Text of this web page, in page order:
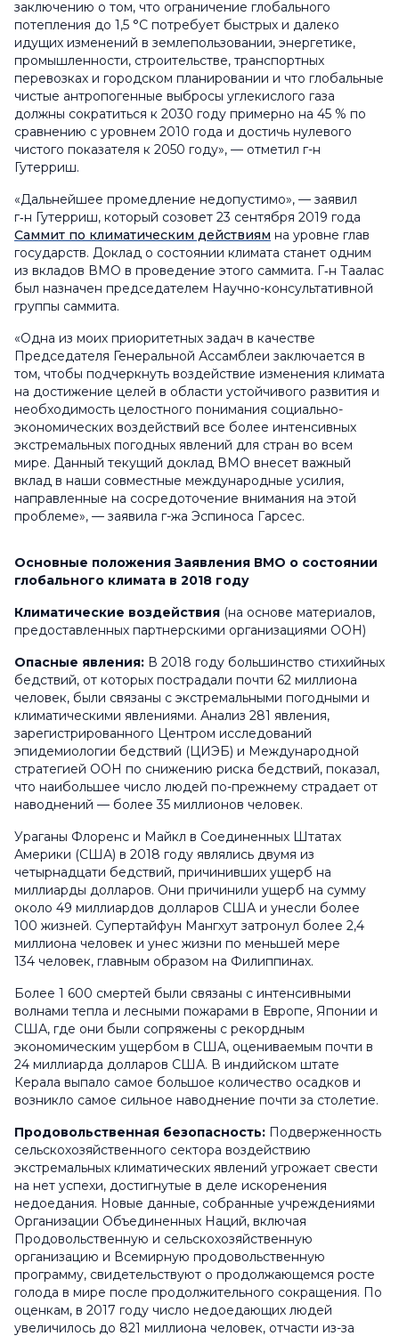
заключению о том, что ограничение глобального
потепления до 1,5 °C потребует быстрых и далеко
идущих изменений в землепользовании, энергетике,
промышленности, строительстве, транспортных
перевозках и городском планировании и что глобальные
чистые антропогенные выбросы углекислого газа
должны сократиться к 2030 году примерно на 45 % по
сравнению с уровнем 2010 года и достичь нулевого
чистого показателя к 2050 году», — отметил г-н
Гутерриш.
«Дальнейшее промедление недопустимо», — заявил
г‑н Гутерриш, который созовет 23 сентября 2019 года
Саммит по климатическим действиям на уровне глав
государств. Доклад о состоянии климата станет одним
из вкладов ВМО в проведение этого саммита. Г‑н Таалас
был назначен председателем Научно-консультативной
группы саммита.
«Одна из моих приоритетных задач в качестве
Председателя Генеральной Ассамблеи заключается в
том, чтобы подчеркнуть воздействие изменения климата
на достижение целей в области устойчивого развития и
необходимость целостного понимания социально-
экономических воздействий все более интенсивных
экстремальных погодных явлений для стран во всем
мире. Данный текущий доклад ВМО внесет важный
вклад в наши совместные международные усилия,
направленные на сосредоточение внимания на этой
проблеме», — заявила г-жа Эспиноса Гарсес.
Основные положения Заявления ВМО о состоянии
глобального климата в 2018 году
Климатические воздействия (на основе материалов,
предоставленных партнерскими организациями ООН)
Опасные явления: В 2018 году большинство стихийных
бедствий, от которых пострадали почти 62 миллиона
человек, были связаны с экстремальными погодными и
климатическими явлениями. Анализ 281 явления,
зарегистрированного Центром исследований
эпидемиологии бедствий (ЦИЭБ) и Международной
стратегией ООН по снижению риска бедствий, показал,
что наибольшее число людей по-прежнему страдает от
наводнений — более 35 миллионов человек.
Ураганы Флоренс и Майкл в Соединенных Штатах
Америки (США) в 2018 году являлись двумя из
четырнадцати бедствий, причинивших ущерб на
миллиарды долларов. Они причинили ущерб на сумму
около 49 миллиардов долларов США и унесли более
100 жизней. Супертайфун Мангхут затронул более 2,4
миллиона человек и унес жизни по меньшей мере
134 человек, главным образом на Филиппинах.
Более 1 600 смертей были связаны с интенсивными
волнами тепла и лесными пожарами в Европе, Японии и
США, где они были сопряжены с рекордным
экономическим ущербом в США, оцениваемым почти в
24 миллиарда долларов США. В индийском штате
Керала выпало самое большое количество осадков и
возникло самое сильное наводнение почти за столетие.
Продовольственная безопасность: Подверженность
сельскохозяйственного сектора воздействию
экстремальных климатических явлений угрожает свести
на нет успехи, достигнутые в деле искоренения
недоедания. Новые данные, собранные учреждениями
Организации Объединенных Наций, включая
Продовольственную и сельскохозяйственную
организацию и Всемирную продовольственную
программу, свидетельствуют о продолжающемся росте
голода в мире после продолжительного сокращения. По
оценкам, в 2017 году число недоедающих людей
увеличилось до 821 миллиона человек, отчасти из-за